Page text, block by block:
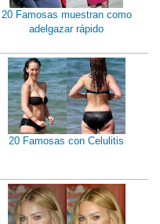
20 Famosas muestran como
adelgazar rápido
20 Famosas con Celulitis